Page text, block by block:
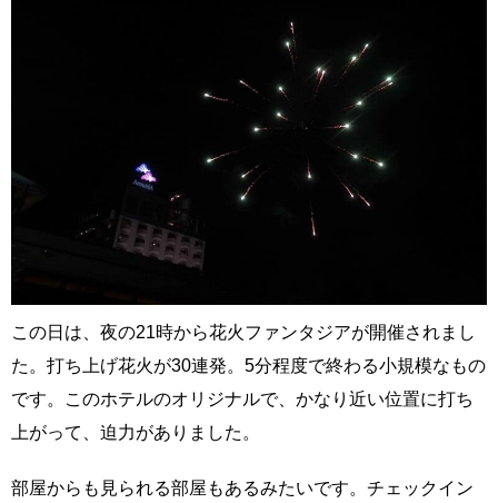
この日は、夜の21時から花火ファンタジアが開催されまし
た。打ち上げ花火が30連発。5分程度で終わる小規模なもの
です。このホテルのオリジナルで、かなり近い位置に打ち
上がって、迫力がありました。
部屋からも見られる部屋もあるみたいです。チェックイン